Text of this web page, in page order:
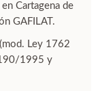
Cartagena de
GAFILAT.
Ley 1762
1995 y